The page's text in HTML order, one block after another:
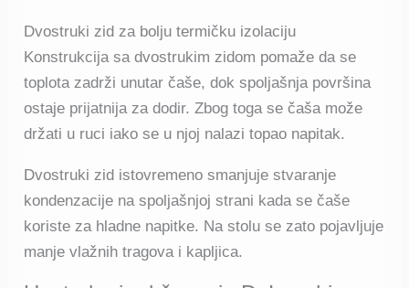
Dvostruki zid za bolju termičku izolaciju
Konstrukcija sa dvostrukim zidom pomaže da se
toplota zadrži unutar čaše, dok spoljašnja površina
ostaje prijatnija za dodir. Zbog toga se čaša može
držati u ruci iako se u njoj nalazi topao napitak.
Dvostruki zid istovremeno smanjuje stvaranje
kondenzacije na spoljašnjoj strani kada se čaše
koriste za hladne napitke. Na stolu se zato pojavljuje
manje vlažnih tragova i kapljica.